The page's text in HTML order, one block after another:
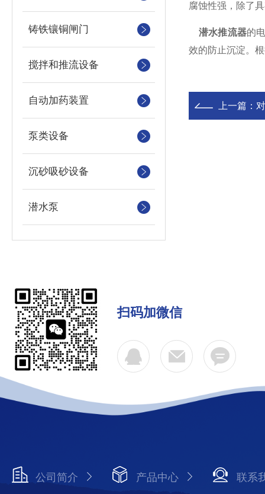
铸铁镶铜闸门
搅拌和推流设备
自动加药装置
泵类设备
沉砂吸砂设备
潜水泵
腐蚀性强，除了
潜水推流器的
效的防止沉淀。
上一篇：
扫码加微信
公司简介 产品中心 联系